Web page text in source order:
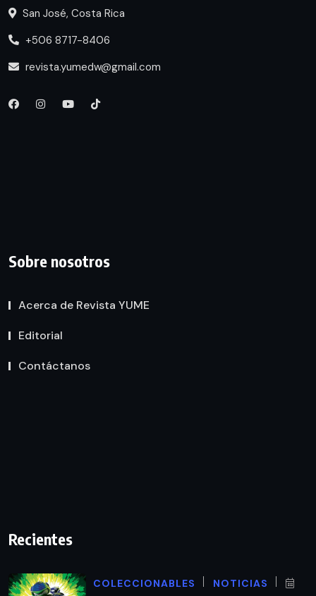
San José, Costa Rica
+506 8717-8406
revista.yumedw@gmail.com
Sobre nosotros
Acerca de Revista YUME
Editorial
Contáctanos
Recientes
COLECCIONABLES NOTICIAS